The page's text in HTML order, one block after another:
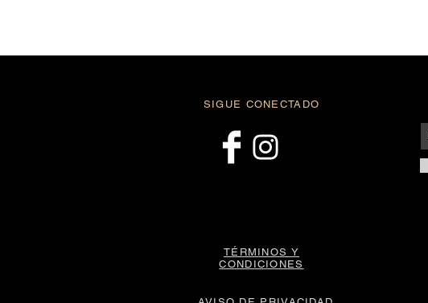
SIGUE CONECTADO
​TÉRMINOS Y
CONDICIONES